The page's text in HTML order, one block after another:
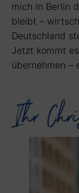
mich in Berlin
bleibt –
Deutschland
Jetzt kommt
übernehmen –